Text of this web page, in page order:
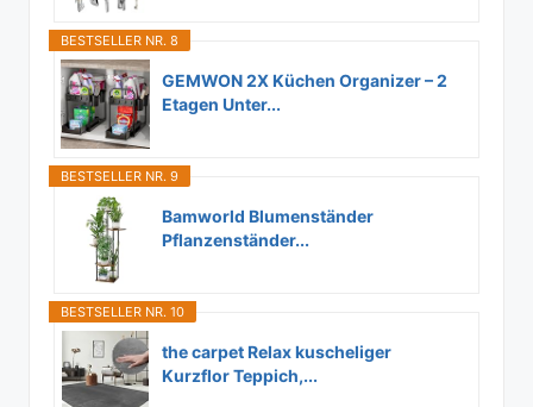
BESTSELLER NR. 8
GEMWON 2X Küchen Organizer – 2
Etagen Unter...
BESTSELLER NR. 9
Bamworld Blumenständer
Pflanzenständer...
BESTSELLER NR. 10
the carpet Relax kuscheliger
Kurzflor Teppich,...